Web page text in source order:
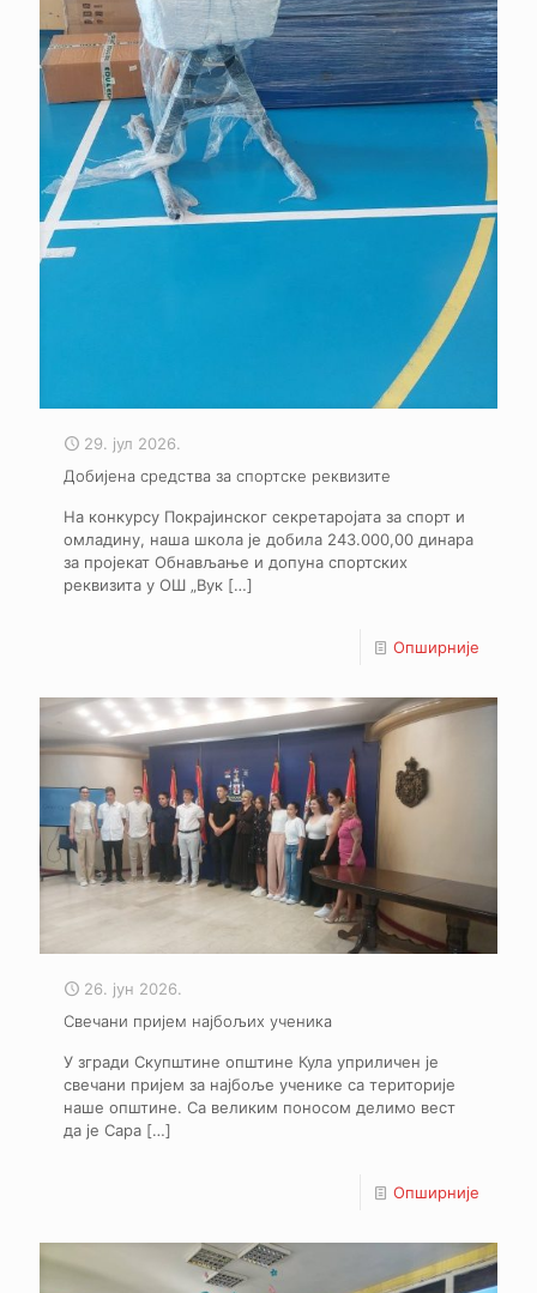
29. јул 2026.
Добијена средства за спортске реквизите
На конкурсу Покрајинског секретаројата за спорт и
омладину, наша школа је добила 243.000,00 динара
за пројекат Обнављање и допуна спортских
реквизита у ОШ „Вук […]
Опширније
26. јун 2026.
Свечани пријем најбољих ученика
У згради Скупштине општине Кула уприличен је
свечани пријем за најбоље ученике са територије
наше општине. Са великим поносом делимо вест
да је Сара […]
Опширније